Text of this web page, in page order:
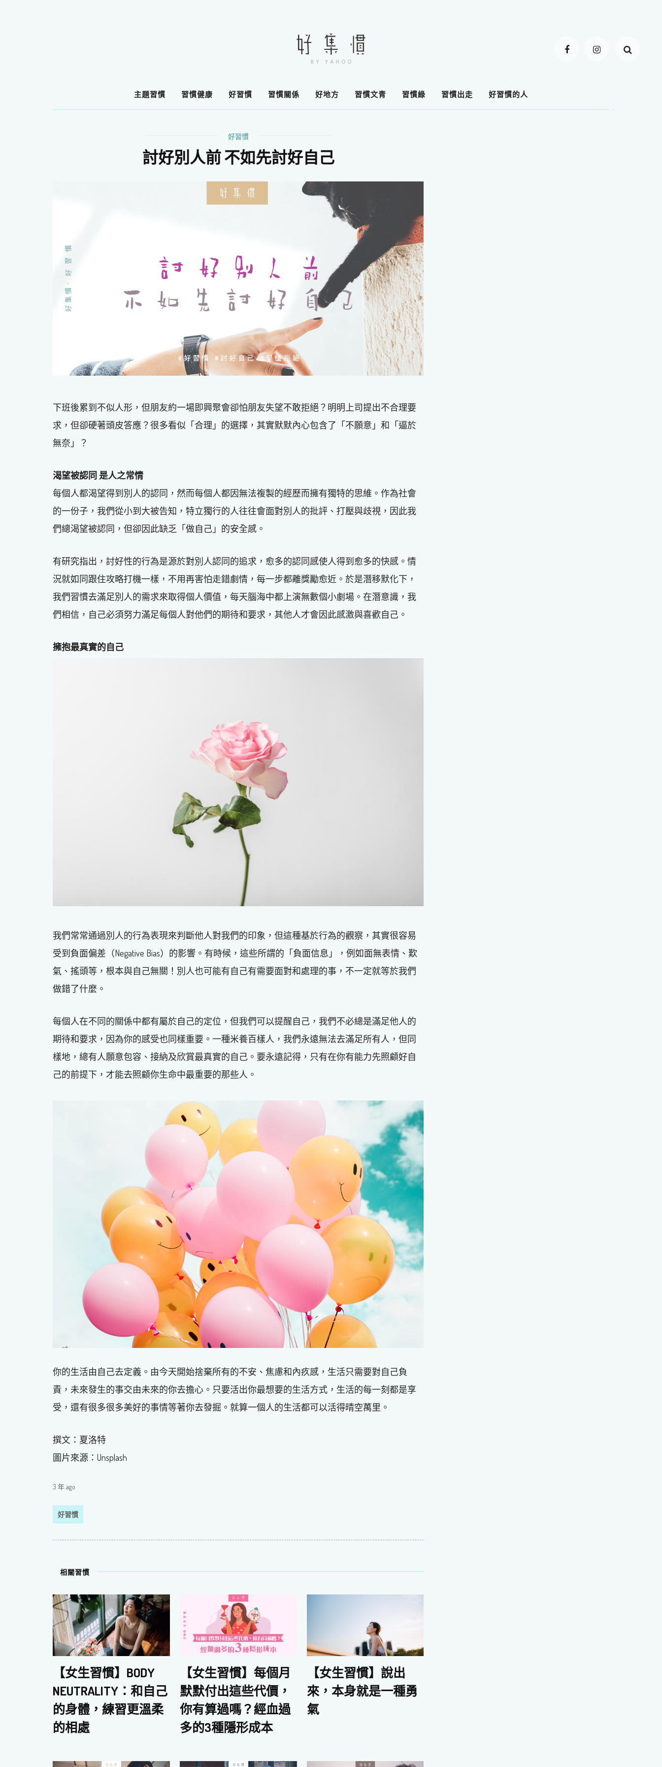
主題習慣 習慣健康 好習慣 習慣關係 好地方 習慣文青 習慣綠 習慣出走 好習慣的人
好習慣
討好別人前 不如先討好自己
下班後累到不似人形，但朋友約一場即興聚會卻怕朋友失望不敢拒絕？明明上司提出不合理要
求，但卻硬著頭皮答應？很多看似「合理」的選擇，其實默默內心包含了「不願意」和「逼於
無奈」？
渴望被認同 是人之常情
每個人都渴望得到別人的認同，然而每個人都因無法複製的經歷而擁有獨特的思維。作為社會
的一份子，我們從小到大被告知，特立獨行的人往往會面對別人的批評、打壓與歧視，因此我
們總渴望被認同，但卻因此缺乏「做自己」的安全感。
有研究指出，討好性的行為是源於對別人認同的追求，愈多的認同感使人得到愈多的快感。情
況就如同跟住攻略打機一樣，不用再害怕走錯劇情，每一步都離獎勵愈近。於是潛移默化下，
我們習慣去滿足別人的需求來取得個人價值，每天腦海中都上演無數個小劇場。在潛意識，我
們相信，自己必須努力滿足每個人對他們的期待和要求，其他人才會因此感激與喜歡自己。
擁抱最真實的自己
我們常常通過別人的行為表現來判斷他人對我們的印象，但這種基於行為的觀察，其實很容易
受到負面偏差（Negative Bias）的影響。有時候，這些所謂的「負面信息」，例如面無表情、歎
氣、搖頭等，根本與自己無關！別人也可能有自己有需要面對和處理的事，不一定就等於我們
做錯了什麼。
每個人在不同的關係中都有屬於自己的定位，但我們可以提醒自己，我們不必總是滿足他人的
期待和要求，因為你的感受也同樣重要。一種米養百樣人，我們永遠無法去滿足所有人，但同
樣地，總有人願意包容、接納及欣賞最真實的自己。要永遠記得，只有在你有能力先照顧好自
己的前提下，才能去照顧你生命中最重要的那些人。
你的生活由自己去定義。由今天開始捨棄所有的不安、焦慮和內疚感，生活只需要對自己負
責，未來發生的事交由未來的你去擔心。只要活出你最想要的生活方式，生活的每一刻都是享
受，還有很多很多美好的事情等著你去發掘。就算一個人的生活都可以活得晴空萬里。
撰文：夏洛特
圖片來源：Unsplash
3 年 ago
好習慣
相關習慣
【女生習慣】BODY
NEUTRALITY：和自己
的身體，練習更溫柔
的相處
【女生習慣】每個月
默默付出這些代價，
你有算過嗎？經血過
多的3種隱形成本
【女生習慣】說出
來，本身就是一種勇
氣